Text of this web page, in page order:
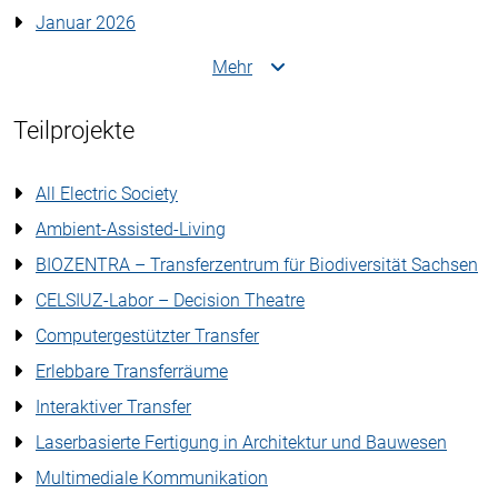
Januar 2026
Mehr
Teilprojekte
All Electric Society
Ambient-Assisted-Living
BIOZENTRA – Transferzentrum für Biodiversität Sachsen
CELSIUZ-Labor – Decision Theatre
Computergestützter Transfer
Erlebbare Transferräume
Interaktiver Transfer
Laserbasierte Fertigung in Architektur und Bauwesen
Multimediale Kommunikation